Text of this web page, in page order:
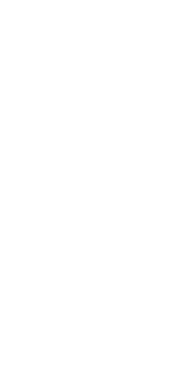
Umat